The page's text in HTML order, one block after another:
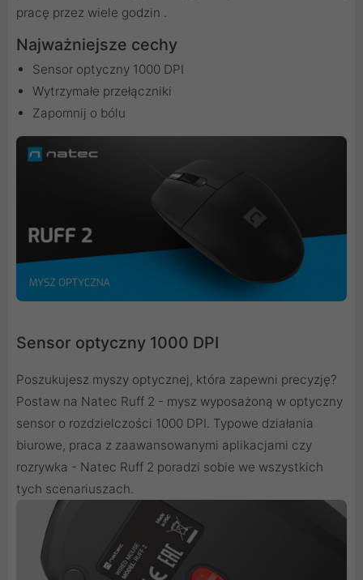
pracę przez wiele godzin .
Najważniejsze cechy
Sensor optyczny 1000 DPI
Wytrzymałe przełączniki
Zapomnij o bólu
Sensor optyczny 1000 DPI
Poszukujesz myszy optycznej, która zapewni precyzję?
Postaw na Natec Ruff 2 - mysz wyposażoną w optyczny
sensor o rozdzielczości 1000 DPI. Typowe działania
biurowe, praca z zaawansowanymi aplikacjami czy
rozrywka - Natec Ruff 2 poradzi sobie we wszystkich
tych scenariuszach.